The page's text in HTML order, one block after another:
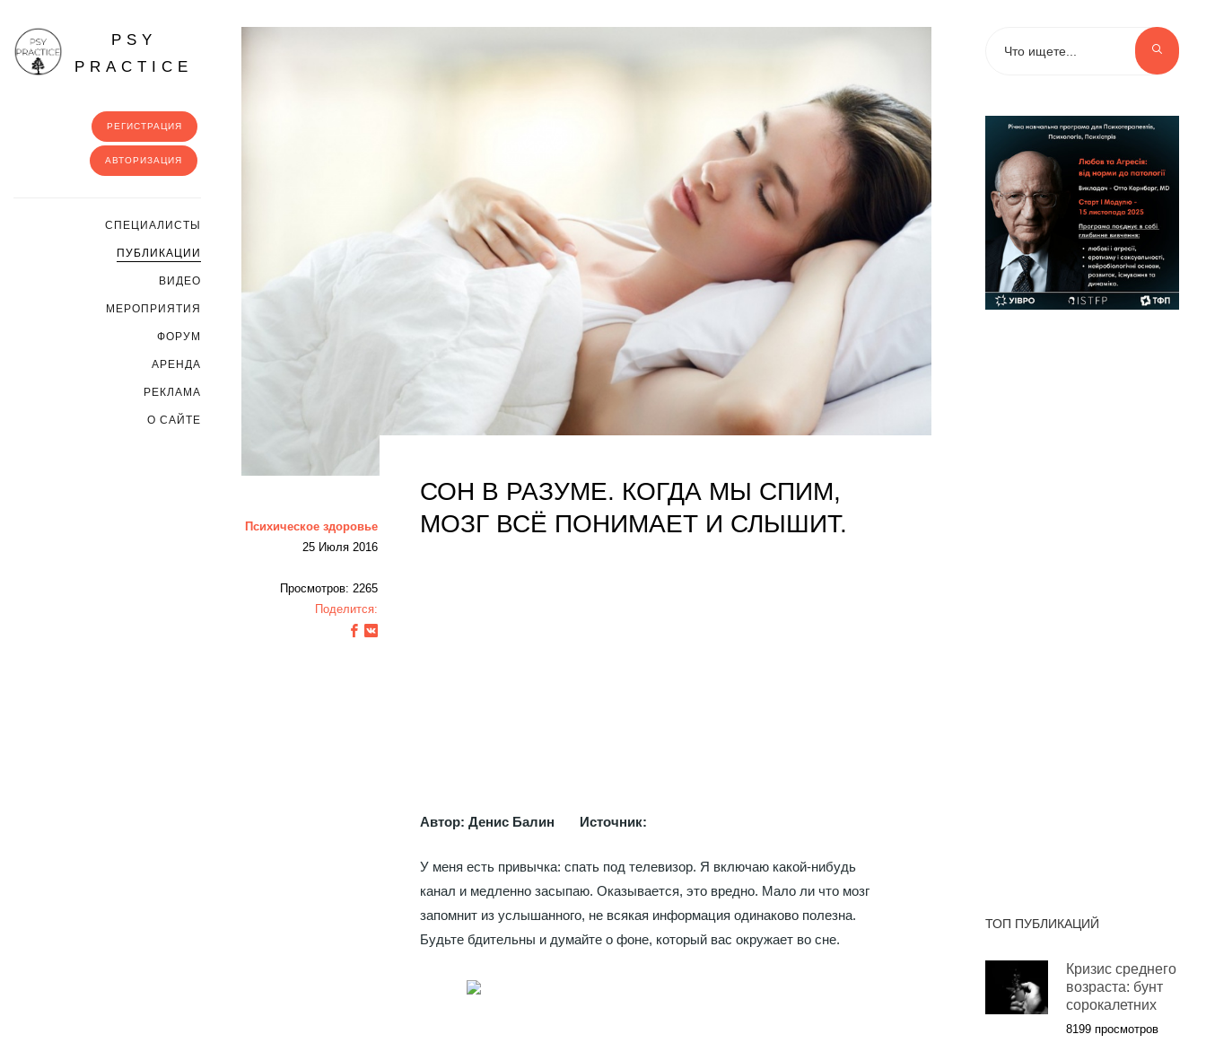
PSY
PRACTICE
РЕГИСТРАЦИЯ
АВТОРИЗАЦИЯ
CПЕЦИАЛИСТЫ
ПУБЛИКАЦИИ
ВИДЕО
МЕРОПРИЯТИЯ
ФОРУМ
АРЕНДА
РЕКЛАМА
О САЙТЕ
Психическое здоровье
25 Июля 2016
Просмотров: 2265
Поделится:
СОН В РАЗУМЕ. КОГДА МЫ СПИМ,
МОЗГ ВСЁ ПОНИМАЕТ И СЛЫШИТ.
Автор: Денис Балин Источник:
У меня есть привычка: спать под телевизор. Я включаю какой-нибудь
канал и медленно засыпаю. Оказывается, это вредно. Мало ли что мозг
запомнит из услышанного, не всякая информация одинаково полезна.
Будьте бдительны и думайте о фоне, который вас окружает во сне.
ТОП ПУБЛИКАЦИЙ
Кризис среднего
возраста: бунт
сорокалетних
8199 просмотров